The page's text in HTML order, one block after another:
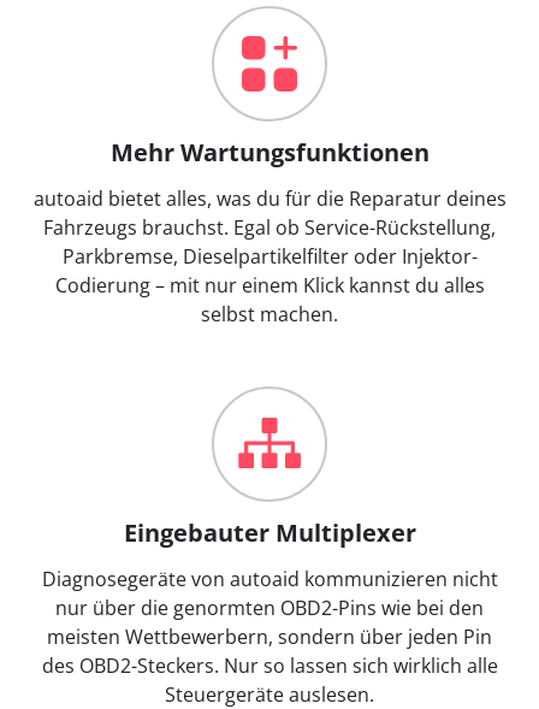
Mehr Wartungsfunktionen
autoaid bietet alles, was du für die Reparatur deines
Fahrzeugs brauchst. Egal ob Service-Rückstellung,
Parkbremse, Dieselpartikelfilter oder Injektor-
Codierung – mit nur einem Klick kannst du alles
selbst machen.
Eingebauter Multiplexer
Diagnosegeräte von autoaid kommunizieren nicht
nur über die genormten OBD2-Pins wie bei den
meisten Wettbewerbern, sondern über jeden Pin
des OBD2-Steckers. Nur so lassen sich wirklich alle
Steuergeräte auslesen.